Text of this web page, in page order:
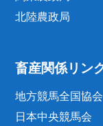
北陸農政局
畜産関係リン
地方競馬全国協会
日本中央競馬会